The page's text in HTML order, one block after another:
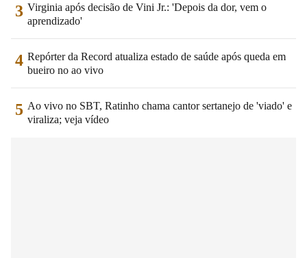
3 Virginia após decisão de Vini Jr.: 'Depois da dor, vem o
aprendizado'
4 Repórter da Record atualiza estado de saúde após queda em
bueiro no ao vivo
5 Ao vivo no SBT, Ratinho chama cantor sertanejo de 'viado' e
viraliza; veja vídeo